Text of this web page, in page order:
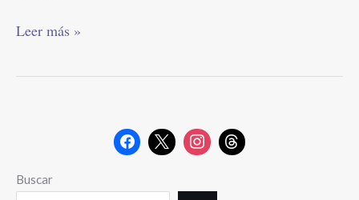
Leer más »
Buscar